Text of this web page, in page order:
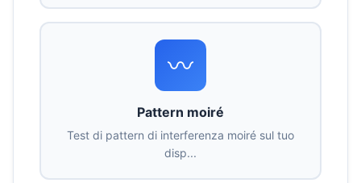
〰
Pattern moiré
Test di pattern di interferenza moiré sul tuo
disp...